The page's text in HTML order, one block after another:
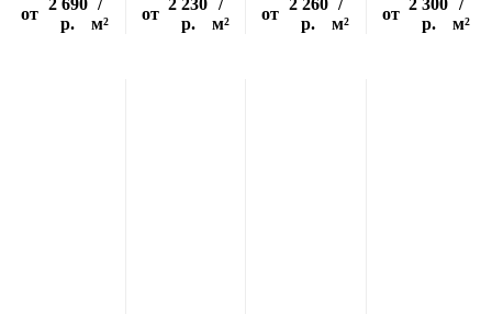
от
2 690
р.
/
м²
от
2 230
р.
/
м²
от
2 260
р.
/
м²
от
2 300
р.
/
м²